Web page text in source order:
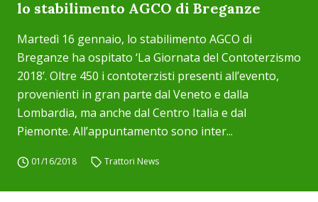
lo stabilimento AGCO di Breganze
Martedì 16 gennaio, lo stabilimento AGCO di
Breganze ha ospitato ‘La Giornata del Contoterzismo
2018’. Oltre 450 i contoterzisti presenti all’evento,
provenienti in gran parte dal Veneto e dalla
Lombardia, ma anche dal Centro Italia e dal
Piemonte. All’appuntamento sono inter...
01/16/2018 Trattori News